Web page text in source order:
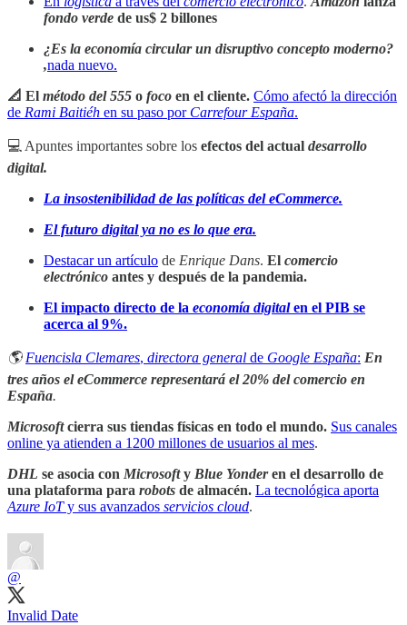
fondo verde de us$ 2 billones
¿Es la economía circular un disruptivo concepto moderno?
,nada nuevo.
📐 El método del 555 o foco en el cliente. Cómo afectó la dirección
de Rami Baitiéh en su paso por Carrefour España.
💻 Apuntes importantes sobre los efectos del actual desarrollo
digital.
La insostenibilidad de las políticas del eCommerce.
El futuro digital ya no es lo que era.
Destacar un artículo de Enrique Dans. El comercio
electrónico antes y después de la pandemia.
El impacto directo de la economía digitalen el PIB se
acerca al 9%.
🌎 Fuencisla Clemares, directora general de Google España: En
tres años el eCommerce representará el 20% del comercio en
España.
Microsoftcierra sus tiendas físicas en todo el mundo. Sus canales
online ya atienden a 1200 millones de usuarios al mes.
DHL se asocia con Microsofty Blue Yonderen el desarrollo de
una plataforma para robots de almacén. La tecnológica aporta
Azure IoTy sus avanzados servicios cloud.
@
Invalid Date